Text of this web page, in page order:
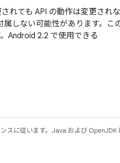
れても API の動作は変更され
しない可能性があります。こ
Android 2.2 で使用できる
スに従います。Java および